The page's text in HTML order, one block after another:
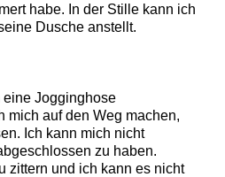
habe. In der Stille kann ich
Dusche anstellt.
eine Jogginghose
mich auf den Weg machen,
Ich kann mich nicht
zu haben.
zittern und ich kann es nicht